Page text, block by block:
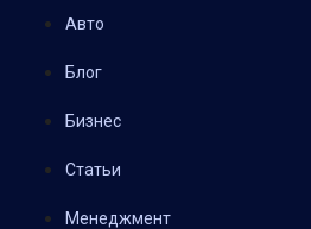
Авто
Блог
Бизнес
Статьи
Менеджмент